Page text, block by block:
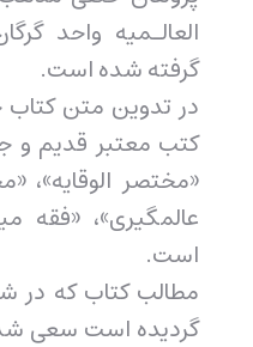
العالـميه واحد
گرفته شده است.
در تدوین متن کتاب
کتب معتبر قدیم و
«مختصر الوقایه»،
عالمگیری»، «فقه
است.
مطالب کتاب که
گردیده است سعی